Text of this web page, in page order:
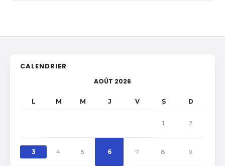
CALENDRIER
AOÛT 2026
L M M J V S D
1 2
3 4 5 6 7 8 9